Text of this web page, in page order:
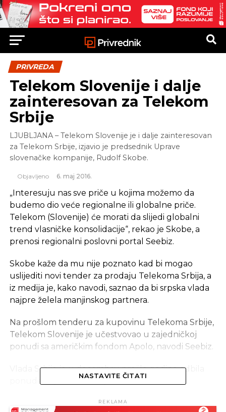
PRIVREDA
Telekom Slovenije i dalje
zainteresovan za Telekom
Srbije
LJUBLJANA – Telekom Slovenije je i dalje zainteresovan
za Telekom Srbije, izjavio je predsednik Uprave
slovenačke kompanije, Rudolf Skobe.
Objavljeno 6. maj 2016.
„Interesuju nas sve priče u kojima možemo da
budemo dio veće regionalne ili globalne priče.
Telekom (Slovenije) će morati da slijedi globalni
trend vlasničke konsolidacije“, rekao je Skobe, a
prenosi regionalni poslovni portal Seebiz.
Skobe kaže da mu nije poznato kad bi mogao
uslijediti novi tender za prodaju Telekoma Srbija, a
iz medija je, kako navodi, saznao da bi srpska vlada
najpre želela manjinskog partnera.
Na prošlom tenderu za kupovinu Telekoma Srbije,
Telekom Slovenije je učestvovao u zajedničkoj
ponudi sa američkim fondom Apolo, navodi Seebiz.
Vlada Srbije je u decembru prošle godine odbila
ponude koje su dostavljene na tenderu za
rekao premijer Aleksandar Vučić, nije dobila
NASTAVITE ČITATI
REKLAMA